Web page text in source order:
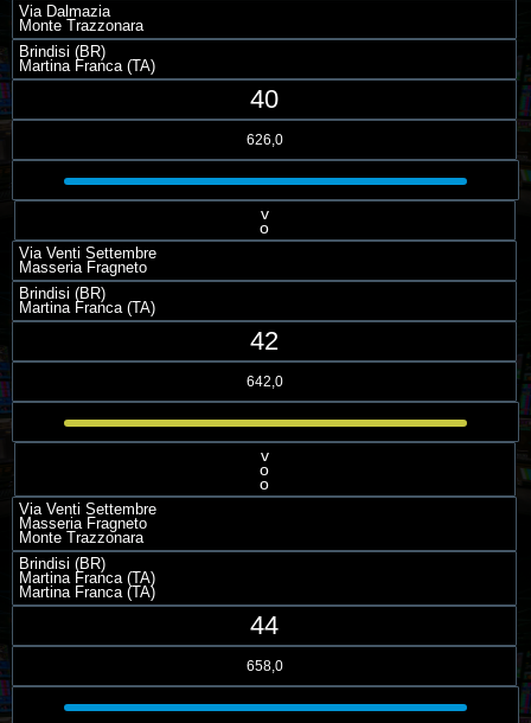
Via Dalmazia
Monte Trazzonara
Brindisi (BR)
Martina Franca (TA)
40
626,0
v
o
Via Venti Settembre
Masseria Fragneto
Brindisi (BR)
Martina Franca (TA)
42
642,0
v
o
o
Via Venti Settembre
Masseria Fragneto
Monte Trazzonara
Brindisi (BR)
Martina Franca (TA)
Martina Franca (TA)
44
658,0